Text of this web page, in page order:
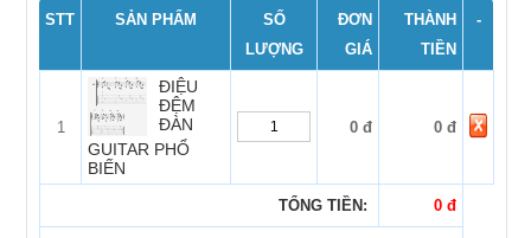
STT SẢN PHẨM
SỐ
LƯỢNG
ĐƠN
GIÁ
THÀNH
TIỀN
-
1
ĐIỆU
ĐỆM
ĐÀN
GUITAR PHỔ
BIẾN
0 đ 0 đ
TỔNG TIỀN: 0 đ